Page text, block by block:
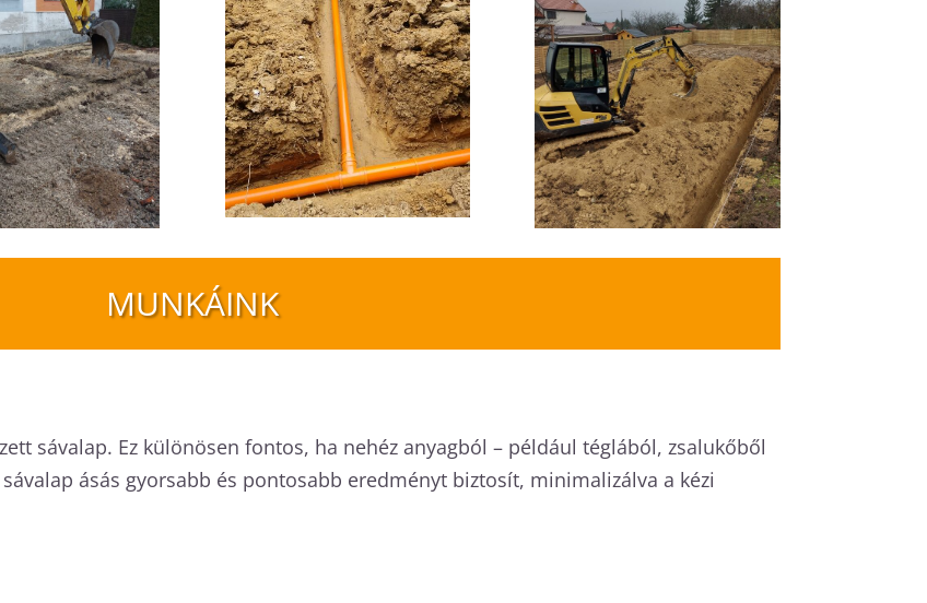
MUNKÁINK
sávalap. Ez különösen fontos, ha nehéz anyagból – például téglából, zsalukőből
ásás gyorsabb és pontosabb eredményt biztosít, minimalizálva a kézi